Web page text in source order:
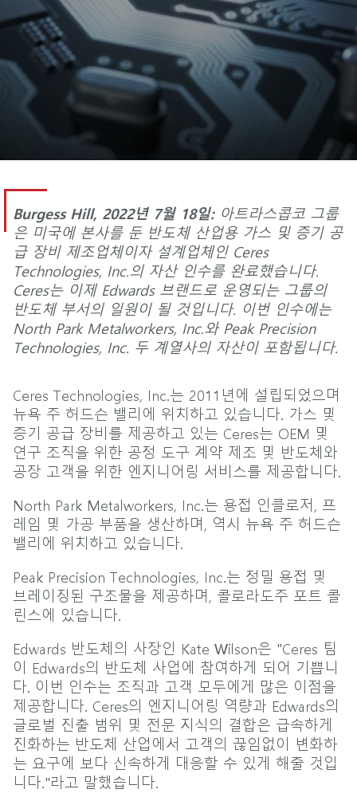
Burgess Hill, 2022년 7월 18일: 아트라스콥코 그룹
은 미국에 본사를 둔 반도체 산업용 가스 및 증기 공
급 장비 제조업체이자 설계업체인 Ceres
Technologies, Inc.의 자산 인수를 완료했습니다.
Ceres는 이제 Edwards 브랜드로 운영되는 그룹의
반도체 부서의 일원이 될 것입니다. 이번 인수에는
North Park Metalworkers, Inc.와 Peak Precision
Technologies, Inc. 두 계열사의 자산이 포함됩니다.
Ceres Technologies, Inc.는 2011년에 설립되었으며
뉴욕 주 허드슨 밸리에 위치하고 있습니다. 가스 및
증기 공급 장비를 제공하고 있는 Ceres는 OEM 및
연구 조직을 위한 공정 도구 계약 제조 및 반도체와
공장 고객을 위한 엔지니어링 서비스를 제공합니다.
North Park Metalworkers, Inc.는 용접 인클로저, 프
레임 및 가공 부품을 생산하며, 역시 뉴욕 주 허드슨
밸리에 위치하고 있습니다.
Peak Precision Technologies, Inc.는 정밀 용접 및
브레이징된 구조물을 제공하며, 콜로라도주 포트 콜
린스에 있습니다.
Edwards 반도체의 사장인 Kate Wilson은 "Ceres 팀
이 Edwards의 반도체 사업에 참여하게 되어 기쁩니
다. 이번 인수는 조직과 고객 모두에게 많은 이점을
제공합니다. Ceres의 엔지니어링 역량과 Edwards의
글로벌 진출 범위 및 전문 지식의 결합은 급속하게
진화하는 반도체 산업에서 고객의 끊임없이 변화하
는 요구에 보다 신속하게 대응할 수 있게 해줄 것입
니다."라고 말했습니다.